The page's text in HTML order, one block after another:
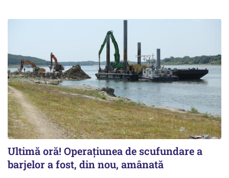
Ultimă oră! Operațiunea de scufundare a
barjelor a fost, din nou, amânată